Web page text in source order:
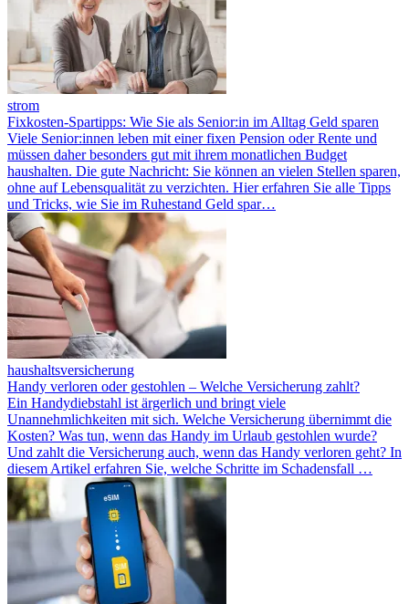
strom
Fixkosten-Spartipps: Wie Sie als Senior:in im Alltag Geld sparen
Viele Senior:innen leben mit einer fixen Pension oder Rente und
müssen daher besonders gut mit ihrem monatlichen Budget
haushalten. Die gute Nachricht: Sie können an vielen Stellen sparen,
ohne auf Lebensqualität zu verzichten. Hier erfahren Sie alle Tipps
und Tricks, wie Sie im Ruhestand Geld spar…
haushaltsversicherung
Handy verloren oder gestohlen – Welche Versicherung zahlt?
Ein Handydiebstahl ist ärgerlich und bringt viele
Unannehmlichkeiten mit sich. Welche Versicherung übernimmt die
Kosten? Was tun, wenn das Handy im Urlaub gestohlen wurde?
Und zahlt die Versicherung auch, wenn das Handy verloren geht? In
diesem Artikel erfahren Sie, welche Schritte im Schadensfall …